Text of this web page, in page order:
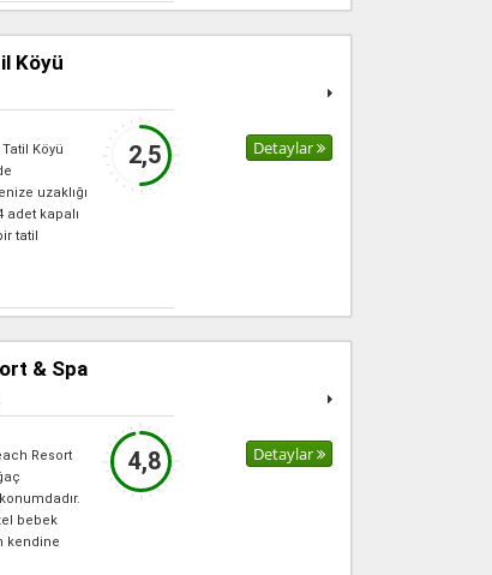
Köyü
Köyü
uzaklığı
adet kapalı
tatil
2,5 Detaylar
& Spa
Resort
bebek
kendine
4,8 Detaylar